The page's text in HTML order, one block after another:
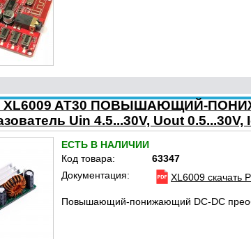
XL6009 AT30 ПОВЫШАЮЩИЙ-
Uin 4.5...30V, Uout 0.5...30V,
ЕСТЬ В НАЛИЧИИ
Код товара:
63347
Документация:
XL6009 скачать
Повышающий-понижающий DC-DC